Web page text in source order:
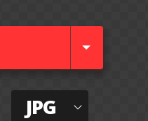
JPG